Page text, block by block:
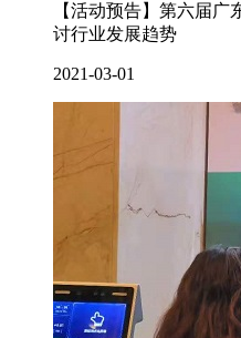
【活动预告】第六届
讨行业发展趋势
2021-03-01